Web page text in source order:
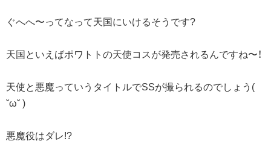
ぐへへ〜ってなって天国にいけるそうです?
天国といえばポワトトの天使コスが発売されるんですね〜！
天使と悪魔っていうタイトルでSSが撮られるのでしょう(
ˇωˇ )
悪魔役はダレ!?